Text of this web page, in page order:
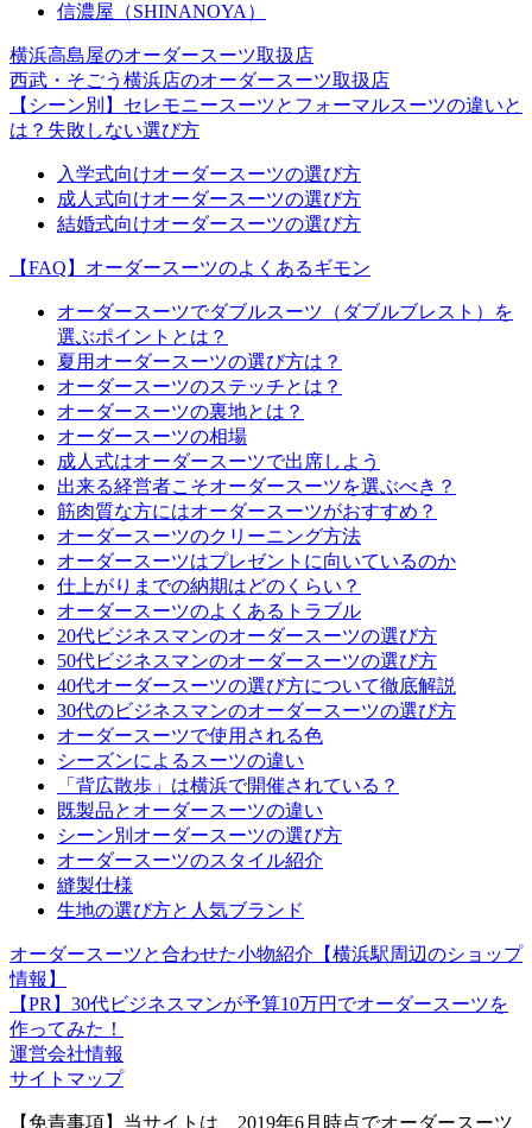
信濃屋（SHINANOYA）
横浜高島屋のオーダースーツ取扱店
西武・そごう横浜店のオーダースーツ取扱店
【シーン別】セレモニースーツとフォーマルスーツの違いと
は？失敗しない選び方
入学式向けオーダースーツの選び方
成人式向けオーダースーツの選び方
結婚式向けオーダースーツの選び方
【FAQ】オーダースーツのよくあるギモン
オーダースーツでダブルスーツ（ダブルブレスト）を
選ぶポイントとは？
夏用オーダースーツの選び方は？
オーダースーツのステッチとは？
オーダースーツの裏地とは？
オーダースーツの相場
成人式はオーダースーツで出席しよう
出来る経営者こそオーダースーツを選ぶべき？
筋肉質な方にはオーダースーツがおすすめ？
オーダースーツのクリーニング方法
オーダースーツはプレゼントに向いているのか
仕上がりまでの納期はどのくらい？
オーダースーツのよくあるトラブル
20代ビジネスマンのオーダースーツの選び方
50代ビジネスマンのオーダースーツの選び方
40代オーダースーツの選び方について徹底解説
30代のビジネスマンのオーダースーツの選び方
オーダースーツで使用される色
シーズンによるスーツの違い
「背広散歩」は横浜で開催されている？
既製品とオーダースーツの違い
シーン別オーダースーツの選び方
オーダースーツのスタイル紹介
縫製仕様
生地の選び方と人気ブランド
オーダースーツと合わせた小物紹介【横浜駅周辺のショップ
情報】
【PR】30代ビジネスマンが予算10万円でオーダースーツを
作ってみた！
運営会社情報
サイトマップ
【免責事項】 当サイトは、2019年6月時点でオーダースーツ